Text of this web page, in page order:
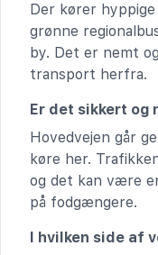
Der kører
grønne
by. Det er nemt
transport herfra.
Er det sikkert og
Hovedvejen går
køre her.
og det kan være
på fodgængere.
I hvilken side af